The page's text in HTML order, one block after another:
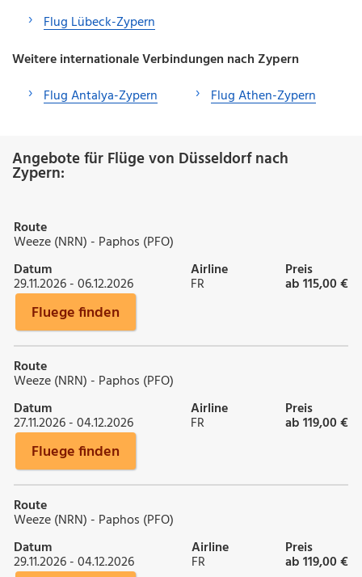
Flug Lübeck-Zypern
Weitere internationale Verbindungen nach Zypern
Flug Antalya-Zypern
Flug Athen-Zypern
Angebote für Flüge von Düsseldorf nach
Zypern:
Route
Weeze (NRN) - Paphos (PFO)
Datum
29.11.2026 - 06.12.2026
Airline
FR
Preis
ab 115,00 €
Fluege finden
Route
Weeze (NRN) - Paphos (PFO)
Datum
27.11.2026 - 04.12.2026
Airline
FR
Preis
ab 119,00 €
Fluege finden
Route
Weeze (NRN) - Paphos (PFO)
Datum
29.11.2026 - 04.12.2026
Airline
FR
Preis
ab 119,00 €